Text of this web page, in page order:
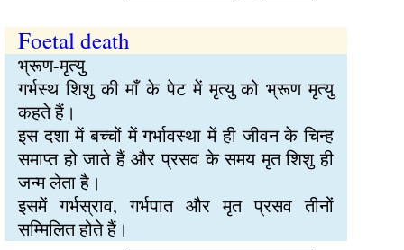
Foetal death
भ्रूण-मृत्यु
गर्भस्थ शिशु की माँ के पेट में मृत्यु को भ्रूण मृत्यु
कहते हैं।
इस दशा में बच्चों में गर्भावस्था में ही जीवन के चिन्ह
समाप्त हो जाते हैं और प्रसव के समय मृत शिशु ही
जन्म लेता है।
इसमें गर्भस्राव, गर्भपात और मृत प्रसव तीनों
सम्मिलित होते हैं।